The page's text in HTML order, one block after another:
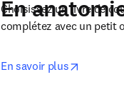
En
Choisissez un livre de
complétez avec un petit
En savoir plus